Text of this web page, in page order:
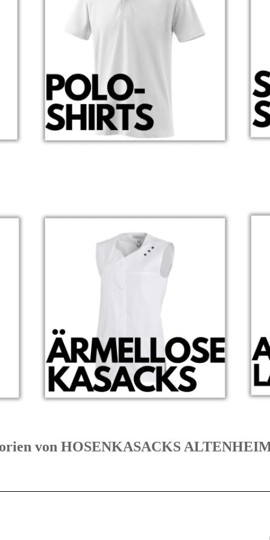
von HOSENKASACKS